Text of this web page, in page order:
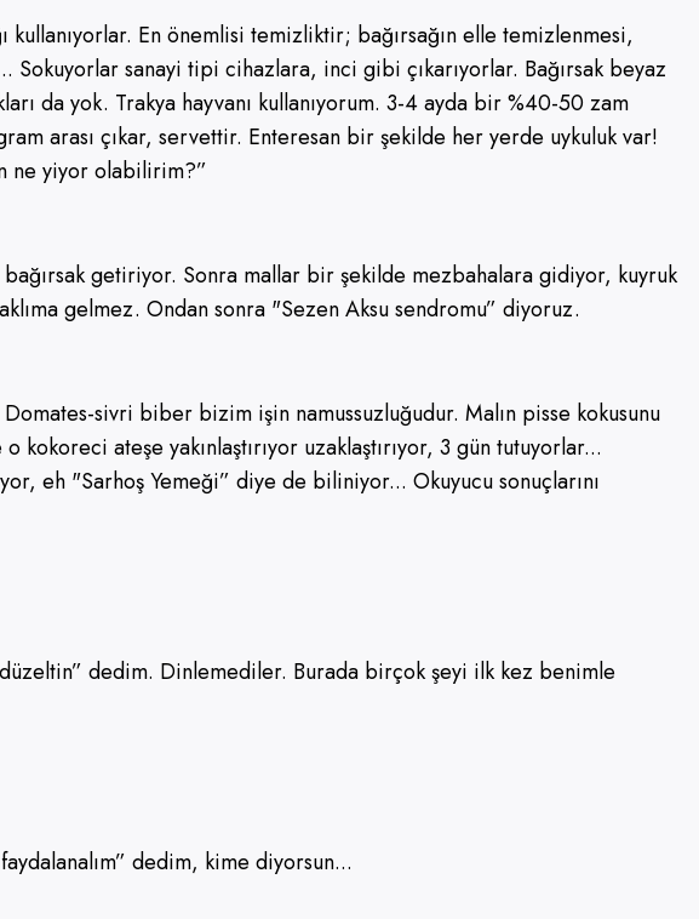
En önemlisi temizliktir; bağırsağın elle temizlenmesi,
Sokuyorlar sanayi tipi cihazlara, inci gibi çıkarıyorlar. Bağırsak beyaz
da yok. Trakya hayvanı kullanıyorum. 3-4 ayda bir %40-50 zam
arası çıkar, servettir. Enteresan bir şekilde her yerde uykuluk var!
ne yiyor olabilirim?”
getiriyor. Sonra mallar bir şekilde mezbahalara gidiyor, kuyruk
gelmez. Ondan sonra "Sezen Aksu sendromu” diyoruz.
sivri biber bizim işin namussuzluğudur. Malın pisse kokusunu
ateşe yakınlaştırıyor uzaklaştırıyor, 3 gün tutuyorlar...
eh "Sarhoş Yemeği” diye de biliniyor... Okuyucu sonuçlarını
dedim. Dinlemediler. Burada birçok şeyi ilk kez benimle
dedim, kime diyorsun...